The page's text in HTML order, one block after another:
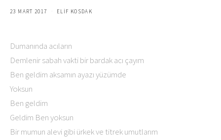
23 MART 2017 ELIF KOSDAK
Dumanında acıların
Demlenir sabah vakti bir bardak acı çayım
Ben geldim aksamın ayazı yüzümde
Yoksun
Ben geldim
Geldim Ben yoksun
Bir mumun alevi gibi ürkek ve titrek umutlarım